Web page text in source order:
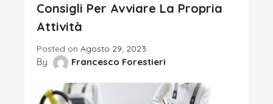
Consigli Per Avviare La Propria
Attività
Posted on Agosto 29, 2023
By Francesco Forestieri